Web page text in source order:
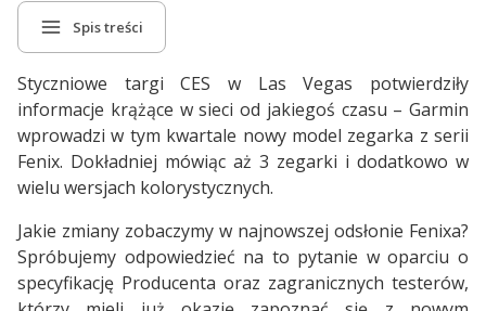
Spis treści
Styczniowe targi CES w Las Vegas potwierdziły
informacje krążące w sieci od jakiegoś czasu – Garmin
wprowadzi w tym kwartale nowy model zegarka z serii
Fenix. Dokładniej mówiąc aż 3 zegarki i dodatkowo w
wielu wersjach kolorystycznych.
Jakie zmiany zobaczymy w najnowszej odsłonie Fenixa?
Spróbujemy odpowiedzieć na to pytanie w oparciu o
specyfikację Producenta oraz zagranicznych testerów,